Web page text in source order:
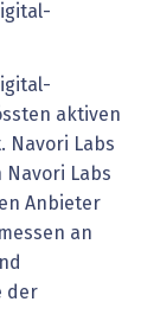
aktiven
Navori Labs
Labs
Anbieter
an
der